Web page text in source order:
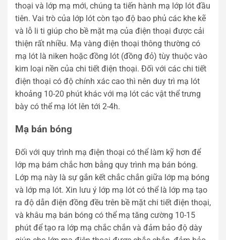
thoại và lớp mạ mới, chúng ta tiến hành mạ lớp lót đầu
tiên. Vai trò của lớp lót còn tạo độ bao phủ các khe kẽ
và lỗ li ti giúp cho bề mặt mạ của điện thoại được cải
thiện rất nhiều. Mạ vàng điện thoại thông thường có
mạ lót là niken hoặc đồng lót (đồng đỏ) tùy thuộc vào
kim loại nền của chi tiết điện thoại. Đối với các chi tiết
điện thoại có độ chính xác cao thì nên duy trì mạ lót
khoảng 10-20 phút khác với mạ lót các vật thể trưng
bày có thể mạ lót lên tới 2-4h.
Mạ bán bóng
Đối với quy trình mạ điện thoại có thể làm kỹ hơn để
lớp mạ bám chắc hơn bằng quy trình mạ bán bóng.
Lớp mạ này là sự gắn kết chắc chắn giữa lớp mạ bóng
và lớp mạ lót. Xin lưu ý lớp mạ lót có thể là lớp mạ tạo
ra độ dẫn điện đồng đều trên bề mặt chi tiết điện thoại,
và khâu mạ bán bóng có thể mạ tăng cường 10-15
phút để tạo ra lớp mạ chắc chắn và đảm bảo độ dày